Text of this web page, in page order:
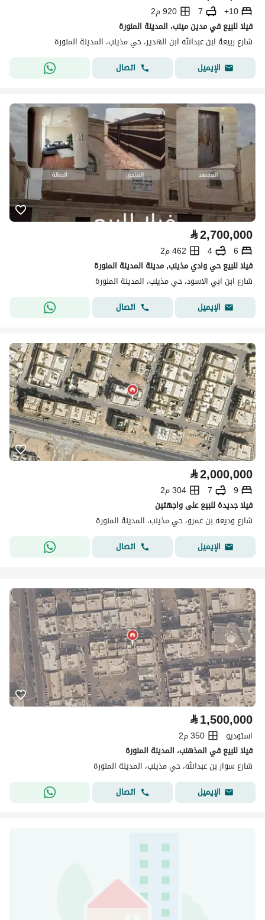
10+
7
920 م2
فيلا للبيع في مدين مينب، المدينة المنورة
شارع ربيعة ابن عبدالله ابن الهدير، حي مذينب، المدينة المنورة
الإيميل
اتصال
⃁2,700,000
6
4
462 م2
فيلا للبيع حي وادي مذينب, مدينة المدينة المنورة
شارع ابن ابي الاسود، حي مذينب، المدينة المنورة
الإيميل
اتصال
⃁2,000,000
9
7
304 م2
فيلا جديدة للبيع على واجهتين
شارع وديعه بن عمرو، حي مذينب، المدينة المنورة
الإيميل
اتصال
⃁1,500,000
استوديو
350 م2
فيلا للبيع في المذهنب، المدينة المنورة
شارع سوار بن عبدالله، حي مذينب، المدينة المنورة
الإيميل
اتصال